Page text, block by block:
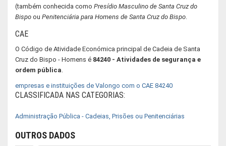
(também conhecida como Presídio Masculino de Santa Cruz do
Bispo ou Penitenciária para Homens de Santa Cruz do Bispo.
CAE
O Código de Atividade Económica principal de Cadeia de Santa
Cruz do Bispo - Homens é 84240 - Atividades de segurança e
ordem pública.
empresas e instituições de Valongo com o CAE 84240
CLASSIFICADA NAS CATEGORIAS:
Administração Pública - Cadeias, Prisões ou Penitenciárias
OUTROS DADOS